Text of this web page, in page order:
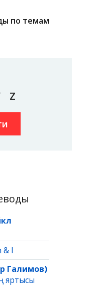
по темам
Z
& I
Галимов)
яртысы